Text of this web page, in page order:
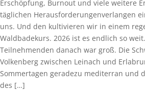
Erschöpfung, Burnout und viele weitere
täglichen Herausforderungenverlangen
uns. Und den kultivieren wir in einem
Waldbadekurs. 2026 ist es endlich so
Teilnehmenden danach war groß. Die
Volkenberg zwischen Leinach und
Sommertagen geradezu mediterran und
des […]